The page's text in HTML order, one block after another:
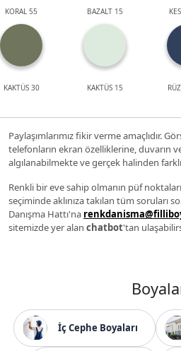
KORAL 55 BAZALT 15
KAKTÜS 30 KAKTÜS 15
Paylaşımlarımız fikir verme amaçlıdır.
telefonların ekran özelliklerine, duvarın ve
algılanabilmekte ve gerçek halinden
Renkli bir eve sahip olmanın püf
seçiminde aklınıza takılan tüm soruları
Danışma Hattı'na
sitemizde yer alan chatbot'tan
İç Cephe Boyaları